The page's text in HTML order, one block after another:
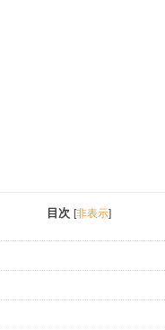
目次 [非表示]